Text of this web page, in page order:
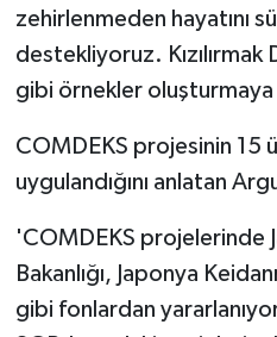
zehirlenmeden hayatını
destekliyoruz.
gibi örnekler oluşturmaya
COMDEKS projesinin 15
uygulandığını anlatan
'COMDEKS projelerinde
Bakanlığı, Japonya
gibi fonlardan